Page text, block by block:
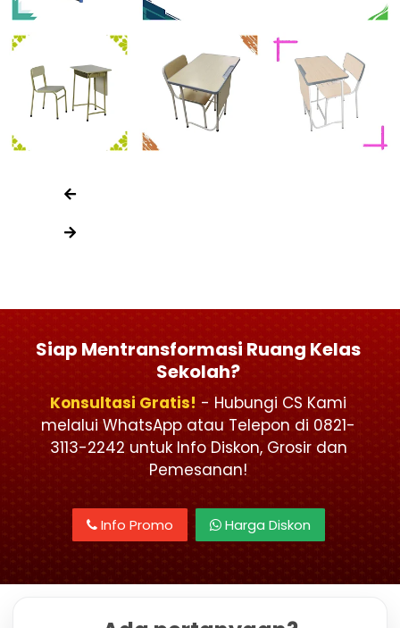
Siap Mentransformasi Ruang Kelas
Sekolah?
Konsultasi Gratis! - Hubungi CS Kami
melalui WhatsApp atau Telepon di 0821-
3113-2242 untuk Info Diskon, Grosir dan
Pemesanan!
Info Promo Harga Diskon